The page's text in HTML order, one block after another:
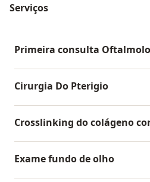
Serviços
Primeira consulta
Cirurgia Do Pterigio
Crosslinking do colágeno
Exame fundo de olho